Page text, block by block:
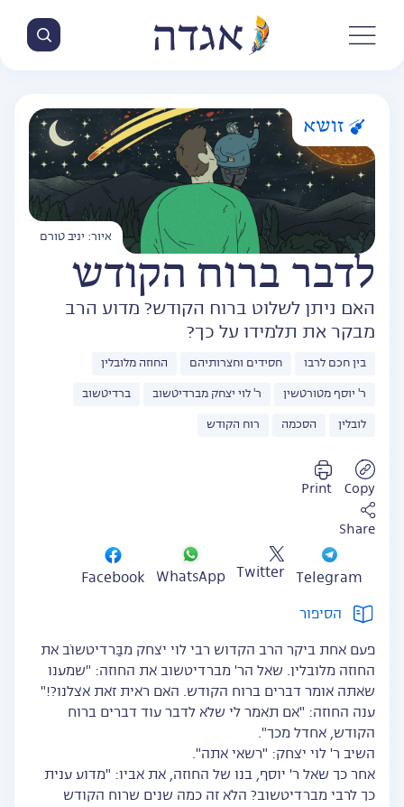
איור: יניב טורם
זושא
לדבר ברוח הקודש
האם ניתן לשלוט ברוח הקודש? מדוע הרב
מבקר את תלמידו על כך?
בין חכם לרבו חסידים וחצרותיהם החוזה מלובלין
ר' יוסף מטורטשין ר' לוי יצחק מברדיטשוב ברדיטשוב
לובלין הסכמה רוח הקודש
Copy
Print
Share
Telegram
Twitter
WhatsApp
Facebook
הסיפור
פעם אחת ביקר הרב הקדוש רבי לוי יצחק מבַּרדיטשוֹב את
החוזה מלובלין. שאל הר' מברדיטשוב את החוזה: "שמענו
שאתה אומר דברים ברוח הקודש. האם ראית זאת אצלנו?!"
ענה החוזה: "אם תאמר לי שלא לדבר עוד דברים ברוח
הקודש, אחדל מכך".
השיב ר' לוי יצחק: "רשאי אתה".
אחר כך שאל ר' יוסף, בנו של החוזה, את אביו: "מדוע ענית
כך לרבי מברדיטשוב? הלא זה כמה שנים שרוח הקודש